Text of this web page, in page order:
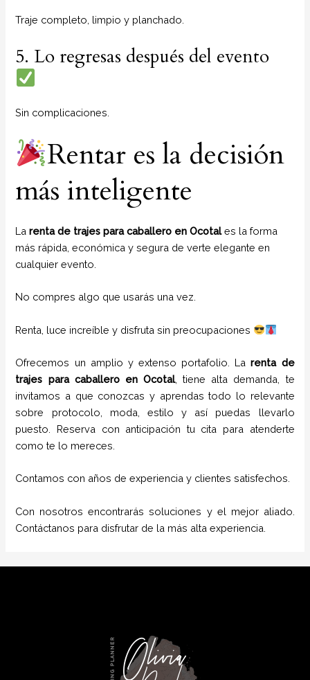
Traje completo, limpio y planchado.
5. Lo regresas después del evento
Sin complicaciones.
Rentar es la decisión
más inteligente
Larenta de trajes para caballero en Ocotales la forma
más rápida, económica y segura de verte elegante en
cualquier evento.
No compres algo que usarás una vez.
Renta, luce increíble y disfruta sin preocupaciones
Ofrecemos un amplio y extenso portafolio. Larenta de
trajes para caballero enOcotal, tiene alta demanda, te
invitamos a que conozcas y aprendas todo lo relevante
sobre protocolo, moda, estilo y así puedas llevarlo
puesto. Reserva con anticipación tu cita para atenderte
como te lo mereces.
Contamos con años de experiencia y clientes satisfechos.
Con nosotros encontrarás soluciones y el mejor aliado.
Contáctanos para disfrutar de la más alta experiencia.